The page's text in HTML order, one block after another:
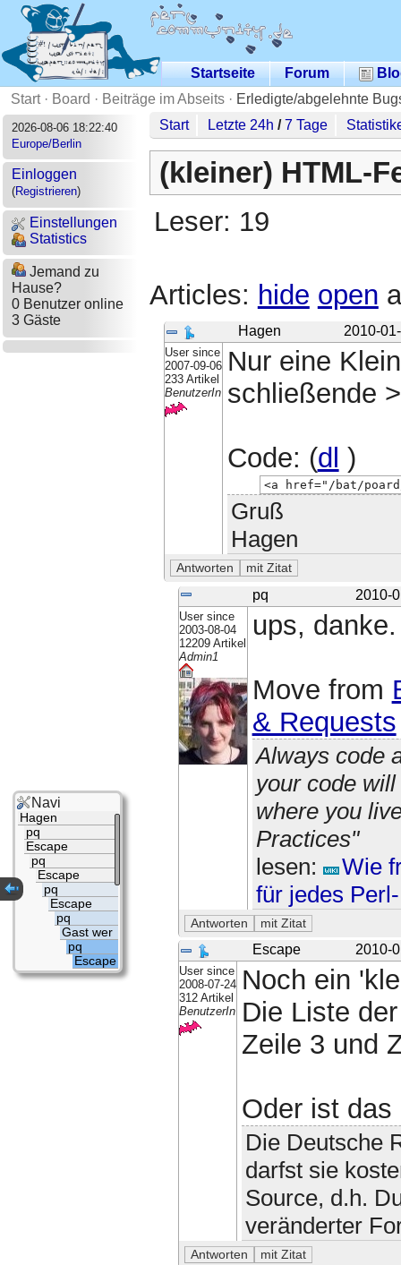
Startseite Forum
Start· Board · Beiträge im Abseits · Erledigte/abgelehnte
2026-08-06 18:22:40
Europe/Berlin
Einloggen
(Registrieren)
Einstellungen
Statistics
Jemand zu
Hause?
0 Benutzer online
3 Gäste
Start Letzte 24h /7 Tage
(kleiner) HTML-
Leser: 19
Articles: hide open
Hagen 2010-
User since
2007-09-06
233 Artikel
BenutzerIn
Nur eine
schließende >
Code: (dl )
<a href="/bat/
Gruß
Hagen
pq 2010-
User since
2003-08-04
12209 Artikel
Admin1
ups,
Move from
& Requests
Always code
your code
where you
Practices"
lesen:
Wie
für jedes
Escape 2010-
User since
2008-07-24
312 Artikel
BenutzerIn
Noch ein
Die Liste
Zeile 3 und
Oder ist
Die Deutsche
darfst sie
Source, d.h.
veränderter
Navi
Hagen
pq
Escape
pq
Escape
pq
Escape
pq
Gast wer
pq
Escape